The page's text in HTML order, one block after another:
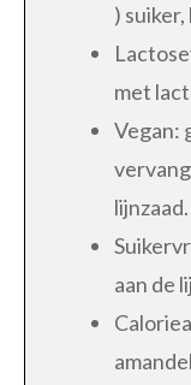
)
met
Vegan:
lijnzaad.
aan de